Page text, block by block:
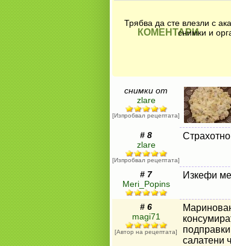
КОМЕНТАРИ
Трябва да сте влезли с
снимки и
снимки от
zlare
[Изпробвал рецептата]
# 8
zlare
[Изпробвал рецептата]
# 7
Meri_Popins
Изкефи
# 6
magi71
[Автор на рецептата]
салатени